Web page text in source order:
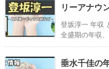
リーアナウ
登坂淳一 年収
全盛期の年収
垂水千佳の